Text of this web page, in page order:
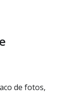
de fotos,